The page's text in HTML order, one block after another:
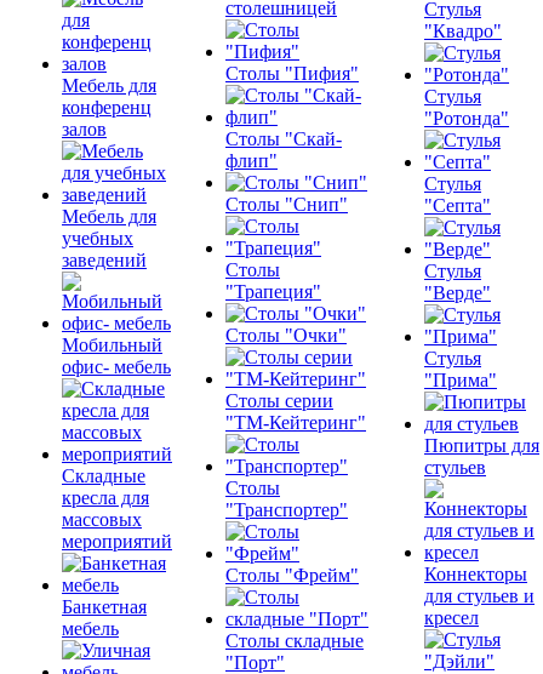
Мебель для
конференц
залов
Мебель для
учебных
заведений
Мобильный
офис- мебель
Складные
кресла для
массовых
мероприятий
Банкетная
мебель
столешницей
Столы "Пифия"
Столы "Скай-
флип"
Столы "Снип"
Столы
"Трапеция"
Столы "Очки"
Столы серии
"ТМ-Кейтеринг"
Столы
"Транспортер"
Столы "Фрейм"
Столы складные
"Порт"
Стулья
"Квадро"
Стулья
"Ротонда"
Стулья
"Септа"
Стулья
"Верде"
Стулья
"Прима"
Пюпитры для
стульев
Коннекторы
для стульев и
кресел